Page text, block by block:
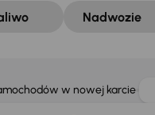
Nadwozie
w nowej karcie
Taniej o 1 500 zł